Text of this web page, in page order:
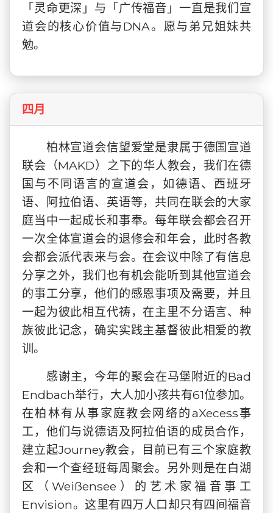
「灵命更深」与「广传福音」一直是我们宣
道会的核心价值与DNA。愿与弟兄姐妹共
勉。
四月
柏林宣道会信望爱堂是隶属于德国宣道
联会（MAKD）之下的华人教会，我们在德
国与不同语言的宣道会，如德语、西班牙
语、阿拉伯语、英语等，共同在联会的大家
庭当中一起成长和事奉。每年联会都会召开
一次全体宣道会的退修会和年会，此时各教
会都会派代表来与会。在会议中除了有信息
分享之外，我们也有机会能听到其他宣道会
的事工分享，他们的感恩事项及需要，并且
一起为彼此相互代祷，在主里不分语言、种
族彼此记念，确实实践主基督彼此相爱的教
训。
感谢主，今年的聚会在马堡附近的Bad
Endbach举行，大人加小孩共有61位参加。
在柏林有从事家庭教会网络的aXecess事
工，他们与说德语及阿拉伯语的成员合作，
建立起Journey教会，目前已有三个家庭教
会和一个查经班每周聚会。另外则是在白湖
区（Weißensee）的艺术家福音事工
Envision。这里有四万人口却只有四间福音